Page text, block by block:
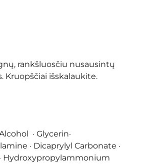
rankšluosčiu nusausintų
Kruopščiai išskalaukite.
· Glycerin·
· Dicaprylyl Carbonate ·
Hydroxypropylammonium